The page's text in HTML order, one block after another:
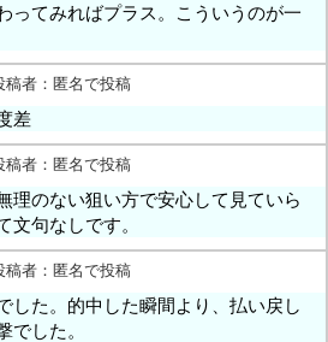
ってみればプラス。こういうのが一
稿者： 匿名で投稿
差
稿者： 匿名で投稿
理のない狙い方で安心して見ていら
文句なしです。
稿者： 匿名で投稿
した。的中した瞬間より、払い戻し
でした。